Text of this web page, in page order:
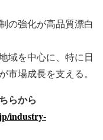
の強化が高品質漂白
域を中心に、特に日
市場成長を支える。
らから
industry-